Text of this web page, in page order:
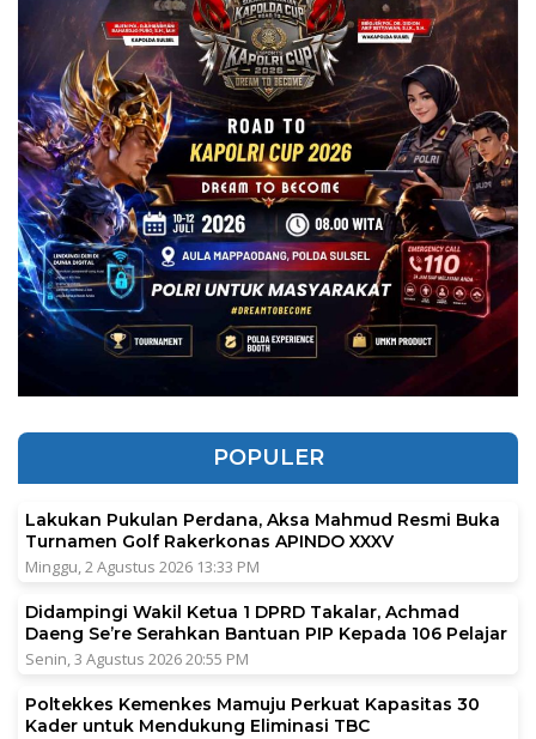
POPULER
Lakukan Pukulan Perdana, Aksa Mahmud Resmi Buka
Turnamen Golf Rakerkonas APINDO XXXV
Minggu, 2 Agustus 2026 13:33 PM
Didampingi Wakil Ketua 1 DPRD Takalar, Achmad
Daeng Se’re Serahkan Bantuan PIP Kepada 106 Pelajar
Senin, 3 Agustus 2026 20:55 PM
Poltekkes Kemenkes Mamuju Perkuat Kapasitas 30
Kader untuk Mendukung Eliminasi TBC